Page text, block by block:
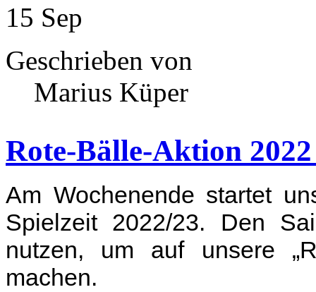
15 Sep
Geschrieben von
Marius Küper
Rote-Bälle-Aktion
Am Wochenende startet
Spielzeit 2022/23. Den
nutzen, um auf unsere
machen.